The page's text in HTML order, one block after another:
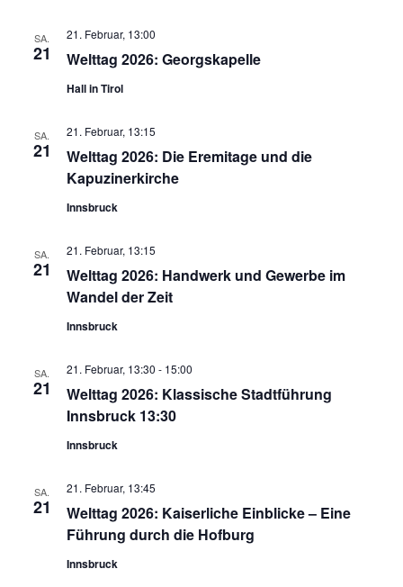
SA.
21 Welttag 2026: Georgskapelle
21. Februar, 13:00
Hall in Tirol
SA.
21
Welttag 2026: Die Eremitage und die
Kapuzinerkirche
21. Februar, 13:15
Innsbruck
SA.
21
Welttag 2026: Handwerk und Gewerbe im
Wandel der Zeit
21. Februar, 13:15
Innsbruck
SA.
21
Welttag 2026: Klassische Stadtführung
Innsbruck 13:30
21. Februar, 13:30 - 15:00
Innsbruck
SA.
21
Welttag 2026: Kaiserliche Einblicke – Eine
Führung durch die Hofburg
21. Februar, 13:45
Innsbruck